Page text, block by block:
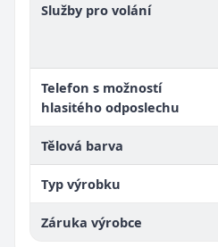
Služby pro volání
Telefon s možností
hlasitého odposlechu
Tělová barva
Typ výrobku
Záruka výrobce